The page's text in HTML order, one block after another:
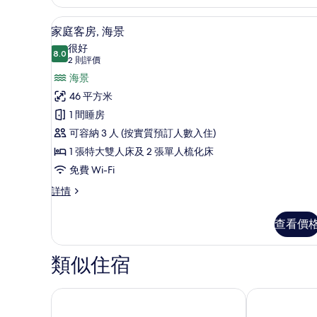
片
城
市
景
詳
情
載
入
所
有
家
庭
客
房,
海
景
片
家庭客房, 海景 | 迷你吧、房內
3
家庭客房, 海景
8.08.0 分，滿分 10 分
很好
2 則評價
(2
則
評
價)
海景
46 平方米
1 間睡房
可容納 3 人 (按實質預訂人數入住)
1 張特大雙人床及 2 張單人梳化床
免費 Wi-Fi
詳情
家
海
景
詳
情
查看價
類似住宿
四山酒店 安塔利亞 Akra